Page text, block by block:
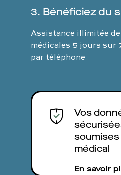
3. Bénéficiez du
Assistance illimitée
médicales 5 jours sur
par téléphone
Vos
médical
En savoir